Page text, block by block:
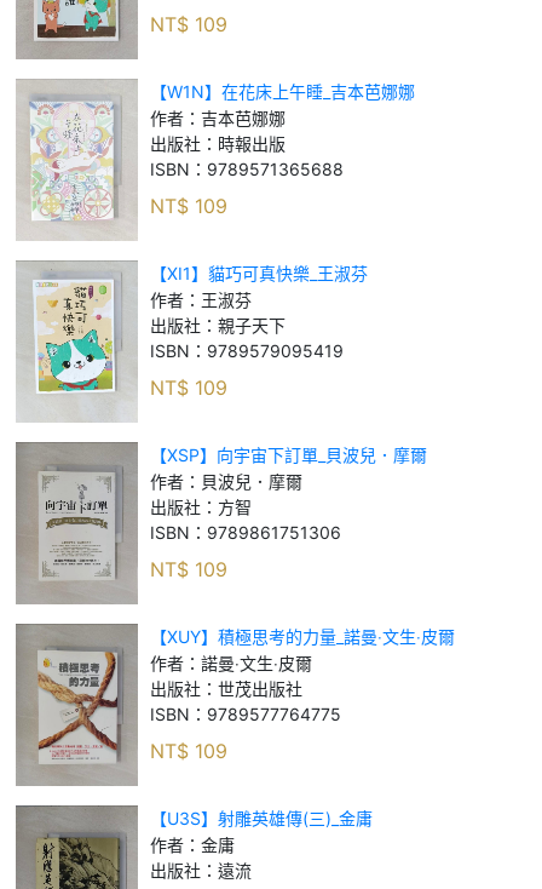
NT$ 109
【W1N】在花床上午睡_吉本芭娜娜
作者： 吉本芭娜娜
出版社： 時報出版
ISBN： 9789571365688
NT$ 109
【XI1】貓巧可真快樂_王淑芬
作者： 王淑芬
出版社： 親子天下
ISBN： 9789579095419
NT$ 109
【XSP】向宇宙下訂單_貝波兒．摩爾
作者： 貝波兒．摩爾
出版社： 方智
ISBN： 9789861751306
NT$ 109
【XUY】積極思考的力量_諾曼‧文生‧皮爾
作者： 諾曼‧文生‧皮爾
出版社： 世茂出版社
ISBN： 9789577764775
NT$ 109
【U3S】射雕英雄傳(三)_金庸
作者： 金庸
出版社： 遠流